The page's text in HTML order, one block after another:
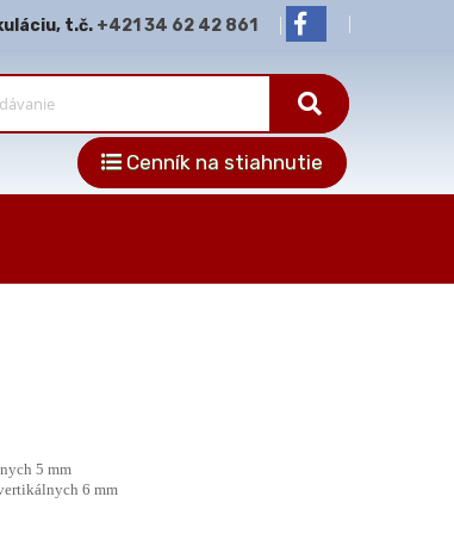
t.č. +421 34 62 42 861
Cenník na stiahnutie
5 mm
6 mm